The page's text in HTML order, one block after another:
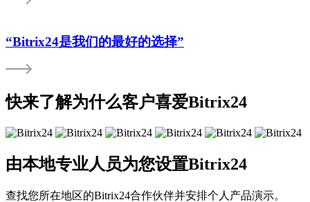
“Bitrix24是我们的最好的选择”
快来了解为什么客户喜爱Bitrix24
由本地专业人员为您设置Bitrix24
查找您所在地区的Bitrix24合作伙伴并安排个人产品演示。